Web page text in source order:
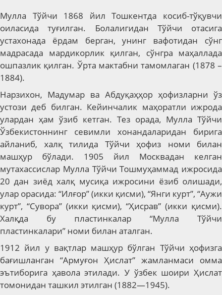
Мулла Тўйчи 1868 йил Тошкентда косиб-тўқувчи
оиласида туғилган. Болалигидан Тўйчи отасига
устахонада ёрдам берган, унинг вафотидан сўнг
мадрасада мардикорлик қилган, сўнгра маҳаллада
ошпазлик қилган. Ўрта мактабни тамомлаган (1878 –
1884).
Нарзихон, Мадумар ва Абдуқаҳҳор ҳофизларни ўз
устози деб билган. Кейинчалик маҳоратли ижрода
улардан ҳам ўзиб кетган. Тез орада, Мулла Тўйчи
Ўзбекистоннинг севимли хонандаларидан бирига
айланиб, халқ тилида Тўйчи ҳофиз номи билан
машҳур бўлади. 1905 йил Москвадан келган
мутахассислар Мулла Тўйчи Тошмуҳаммад ижросида
20 дан зиёд халқ мусиқа ижросини ёзиб олишади,
улар орасида: “Илғор” (икки қисми), “Янги курт”, “Аужи
курт”, “Сувора” (икки қисми), “Ҳисрав” (икки қисми).
Халқда бу пластинкалар “Мулла Тўйчи
пластинкалари” номи билан аталган.
1912 йил у вақтлар машҳур бўлган Тўйчи ҳофизга
бағишланган “Армуғон Ҳислат” жамланмаси омма
эътиборига ҳавола этилади. У ўзбек шоири Ҳислат
томонидан ташкил этилган (1882—1945).